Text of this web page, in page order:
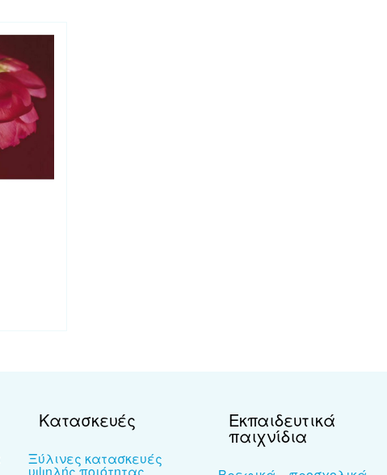
Κατασκευές
Ξύλινες κατασκευές
υψηλής ποιότητας
Εκπαιδευτικά
παιχνίδια